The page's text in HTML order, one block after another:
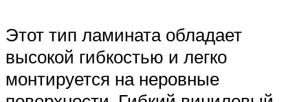
Этот тип ламината обладает
высокой гибкостью и легко
монтируется на неровные